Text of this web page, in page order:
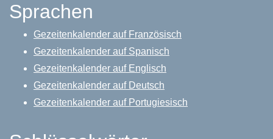
Sprachen
Gezeitenkalender auf Französisch
Gezeitenkalender auf Spanisch
Gezeitenkalender auf Englisch
Gezeitenkalender auf Deutsch
Gezeitenkalender auf Portugiesisch